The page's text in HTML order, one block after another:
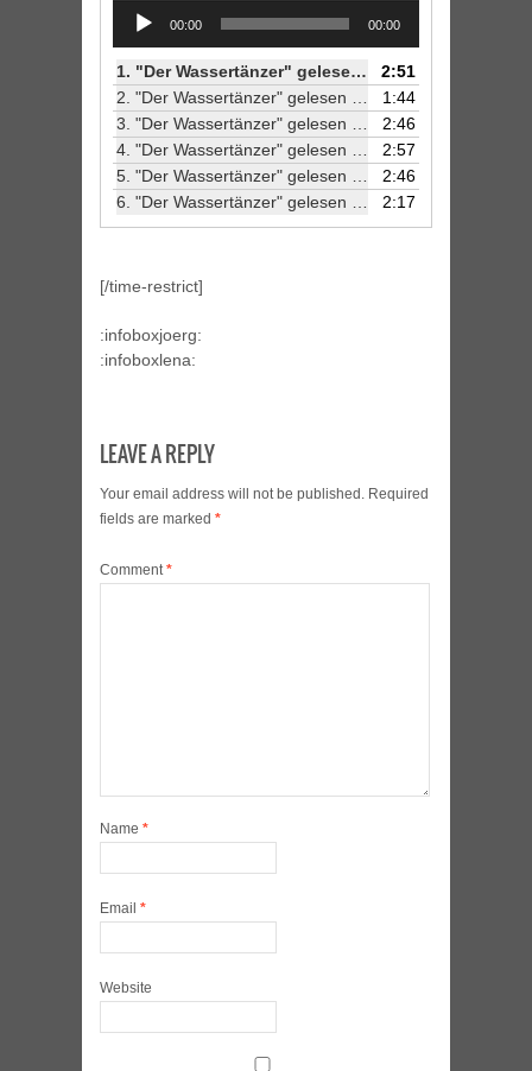
Audio
Player
00:00 00:00
1. "Der Wassertänzer" gelesen von Jörg Petzold (1/6)
2:51
2. "Der Wassertänzer" gelesen von Jörg Petzold (2/6)
1:44
3. "Der Wassertänzer" gelesen von Jörg Petzold (3/6)
2:46
4. "Der Wassertänzer" gelesen von Jörg Petzold (4/6)
2:57
5. "Der Wassertänzer" gelesen von Jörg Petzold (5/6)
2:46
6. "Der Wassertänzer" gelesen von Jörg Petzold (6/6) 2:17
[/time-restrict]
:infoboxjoerg:
:infoboxlena:
LEAVE A REPLY
Your email address will not be published. Required
fields are marked *
Comment*
Name *
Email *
Website